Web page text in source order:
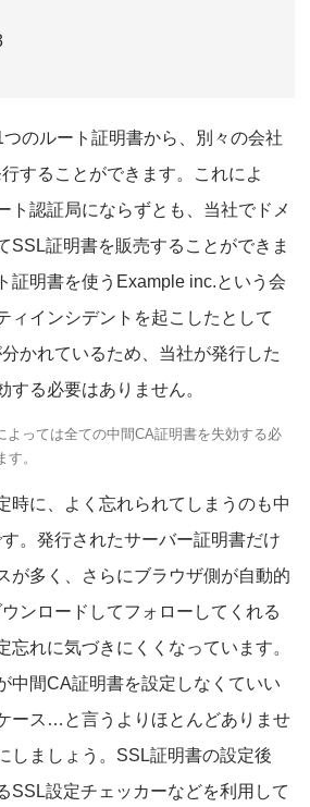
つのルート証明書から、別々の会社
することができます。これによ
ト認証局にならずとも、当社でドメ
SSL証明書を販売することができま
証明書を使うExample inc.という会
ィインシデントを起こしたとして
かれているため、当社が発行した
する必要はありません。
っては全ての中間CA証明書を失効する必
。
時に、よく忘れられてしまうのも中
。発行されたサーバー証明書だけ
が多く、さらにブラウザ側が自動的
ンロードしてフォローしてくれる
忘れに気づきにくくなっています。
中間CA証明書を設定しなくていい
ース…と言うよりほとんどありませ
しましょう。SSL証明書の設定後
SSL設定チェッカーなどを利用して